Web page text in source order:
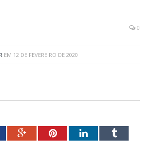
0
EM 12 DE FEVEREIRO DE 2020
Google+PinterestLinkedInTumblr